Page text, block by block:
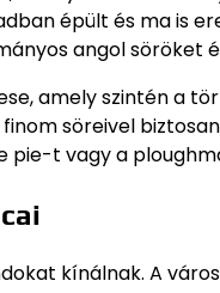
épült és ma is
angol söröket
amely szintén a
söreivel
t vagy a
kínálnak. A